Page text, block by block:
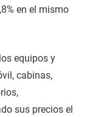
en el mismo
equipos y
cabinas,
sus precios el